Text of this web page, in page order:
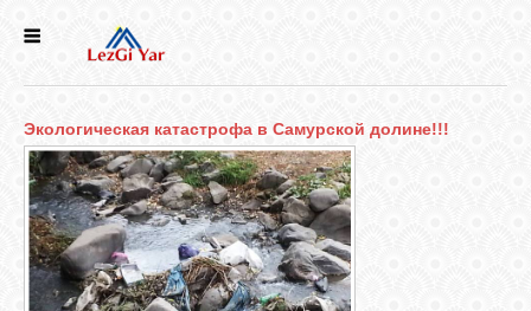
СЕЛА
ИСТОРИЯ
КУЛЬТУРА
Экологическая катастрофа в Самурской долине!!!